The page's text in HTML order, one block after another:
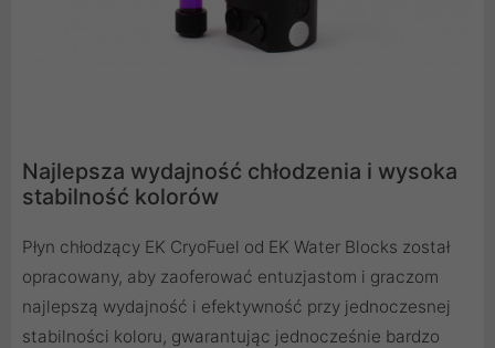
Najlepsza wydajność chłodzenia i wysoka
stabilność kolorów
Płyn chłodzący EK CryoFuel od EK Water Blocks został
opracowany, aby zaoferować entuzjastom i graczom
najlepszą wydajność i efektywność przy jednoczesnej
stabilności koloru, gwarantując jednocześnie bardzo